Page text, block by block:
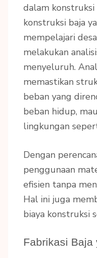
dalam konstruksi
konstruksi baja
mempelajari
melakukan
menyeluruh.
memastikan
beban yang
beban hidup,
lingkungan
Dengan
penggunaan
efisien tanpa
Hal ini juga
biaya konstruksi
Fabrikasi Baja